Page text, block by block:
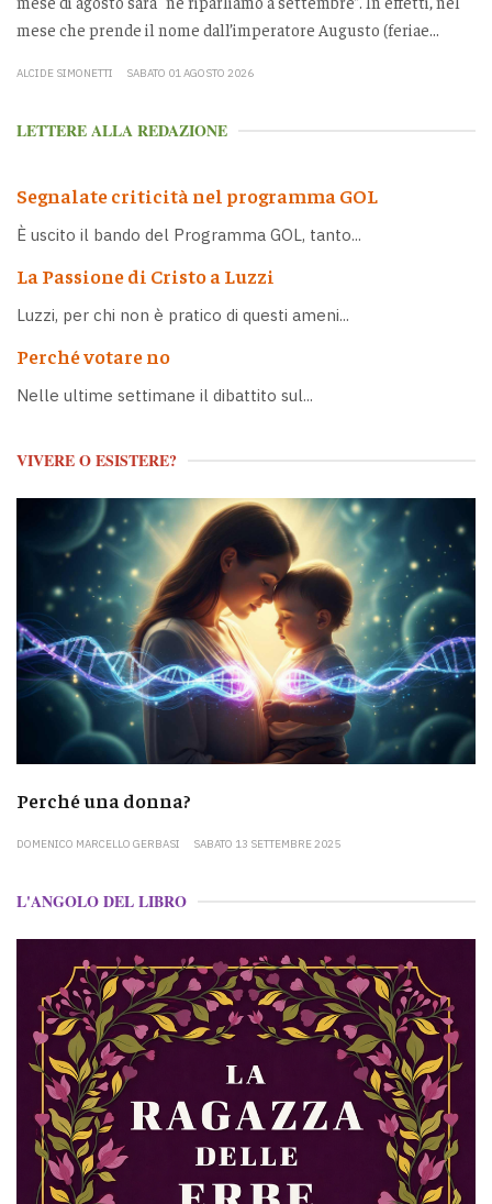
mese che prende il nome dall’imperatore Augusto (feriae...
ALCIDE SIMONETTI SABATO 01 AGOSTO 2026
LETTERE ALLA REDAZIONE
Segnalate criticità nel programma GOL
È uscito il bando del Programma GOL, tanto...
La Passione di Cristo a Luzzi
Luzzi, per chi non è pratico di questi ameni...
Perché votare no
Nelle ultime settimane il dibattito sul...
VIVERE O ESISTERE?
Perché una donna?
DOMENICO MARCELLO GERBASI SABATO 13 SETTEMBRE 2025
L'ANGOLO DEL LIBRO